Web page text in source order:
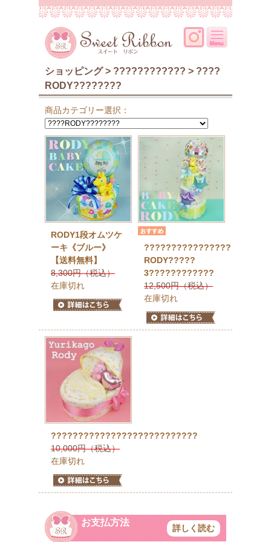
ショッピング > ???????????? > ????
RODY????????
商品カテゴリー選択：
RODY1段オムツケ
ーキ《ブルー》
【送料無料】
8,300円（税込）
在庫切れ
????????????????
RODY?????
3????????????
12,500円（税込）
在庫切れ
???????????????????????????
10,000円（税込）
在庫切れ
お支払方法
詳しく読む